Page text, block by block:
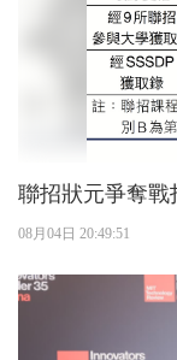
08月04日 20:49:51